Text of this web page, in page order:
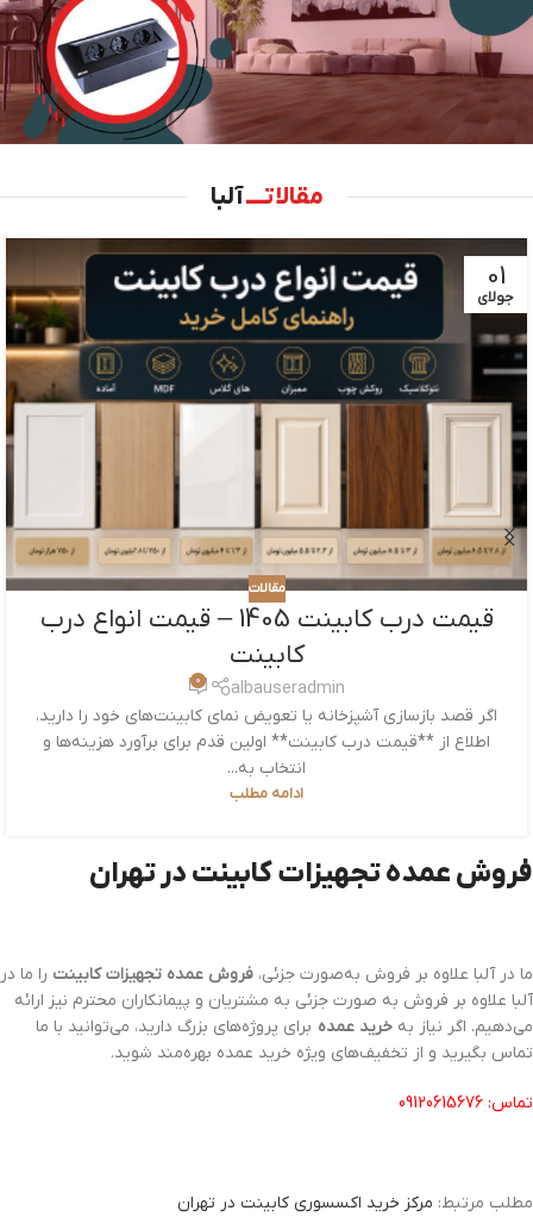
پریز توکارکابینت مقالاتــــآلبا
11
دسامبر
مقالات
قیمت کابینت چقدر است؟ قیمت کابینت
1405
albauseradmin
0
قیمت کابینت چقدر است؟ قیمت کابینت در سال ۱۴۰۴ به‌طور
میانگین بین ۷ میلیون تا ۱۸ میلیون تومان برای هر متر طول
متغیر است و این اختلاف به...
ادامه مطلب
فروش عمده تجهیزات کابینت در تهران
ما در آلبا علاوه بر فروش به‌صورت جزئی، فروش عمده تجهیزات کابینت را ما در
آلبا علاوه بر فروش به صورت جزئی به مشتریان و پیمانکاران محترم نیز ارائه
می‌دهیم. اگر نیاز به خرید عمده برای پروژه‌های بزرگ دارید، می‌توانید با ما
تماس بگیرید و از تخفیف‌های ویژه خرید عمده بهره‌مند شوید.
تماس: 09120615676
مطلب مرتبط: مرکز خرید اکسسوری کابینت در تهران